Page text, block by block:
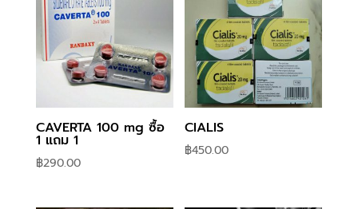
CAVERTA 100 mg ซื้อ
1 แถม 1
฿290.00
CIALIS
฿450.00